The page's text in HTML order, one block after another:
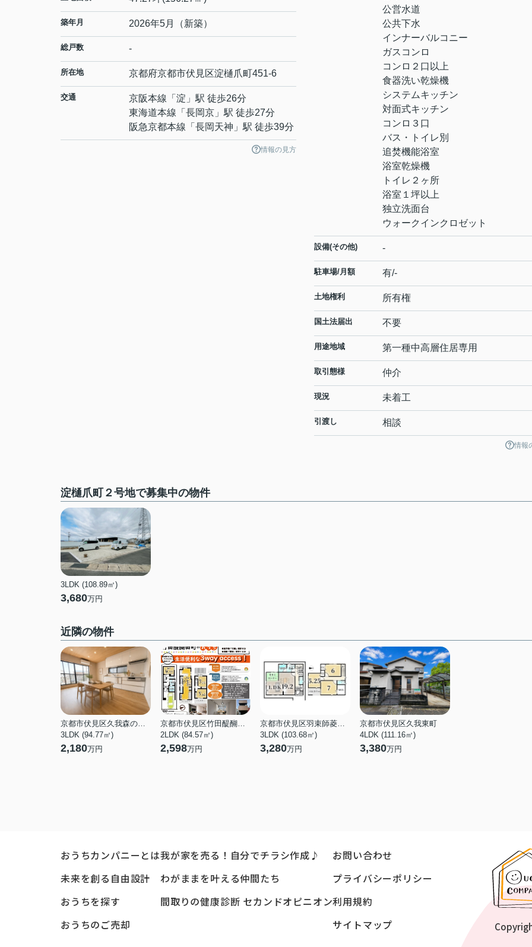
築年月 2026年5月（新築）
総戸数 -
所在地 京都府京都市伏見区淀樋爪町451-6
交通 京阪本線 「 淀 」駅 徒歩26分
東海道本線 「 長岡京 」駅 徒歩27分
阪急京都本線 「 長岡天神 」駅 徒歩39分
情報の見方
公営水道
公共下水
インナーバルコニー
ガスコンロ
コンロ２口以上
食器洗い乾燥機
システムキッチン
対面式キッチン
コンロ３口
バス・トイレ別
追焚機能浴室
浴室乾燥機
トイレ２ヶ所
浴室１坪以上
独立洗面台
ウォークインクロゼット
設備(その他) -
駐車場/月額 有/-
土地権利 所有権
国土法届出 不要
用途地域 第一種中高層住居専用
取引態様 仲介
現況 未着工
引渡し 相談
情報
淀樋爪町２号地で募集中の物件
3LDK (108.89㎡)
3,680万円
近隣の物件
京都市伏見区久我森の宮町
3LDK (94.77㎡)
2,180万円
京都市伏見区竹田醍醐田町
2LDK (84.57㎡)
2,598万円
京都市伏見区羽束師菱川町
3LDK (103.68㎡)
3,280万円
京都市伏見区久我東町
4LDK (111.16㎡)
3,380万円
おうちカンパニーとは
未来を創る自由設計
おうちを探す
おうちのご売却
我が家を売る！自分でチラシ作成♪
わがままを叶える仲間たち
間取りの健康診断 セカンドオピニオン
お問い合わせ
プライバシーポリシー
利用規約
サイトマップ